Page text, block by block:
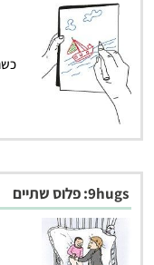
9hugs: פלוס שתיים